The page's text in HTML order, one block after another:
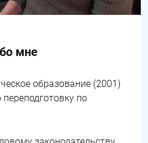
мне
образование (2001)
по